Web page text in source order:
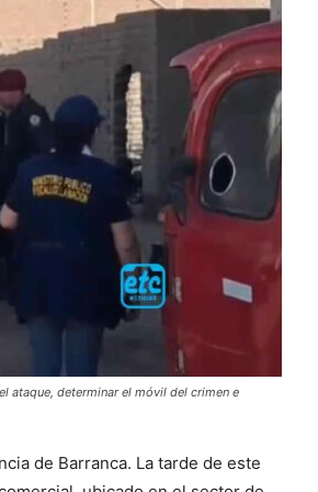
ataque, determinar el móvil del crimen e
de Barranca. La tarde de este